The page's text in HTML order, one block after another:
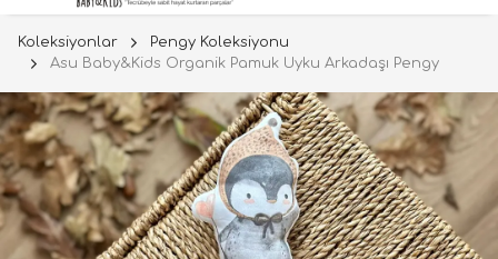
Koleksiyonlar
Pengy Koleksiyonu
Asu Baby&Kids Organik Pamuk Uyku Arkadaşı Pengy